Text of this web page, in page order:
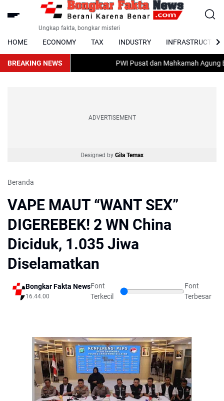
Ungkap fakta, bongkar misteri
HOME ECONOMY TAX INDUSTRY INFRASTRUCTURE
BREAKING NEWS PWI Pusat dan Mahkamah Agung
ADVERTISEMENT
Designed by Gila Temax
Beranda
VAPE MAUT “WANT SEX”
DIGEREBEK! 2 WN China
Diciduk, 1.035 Jiwa
Diselamatkan ‎
Bongkar Fakta News
16.44.00
Font
Terkecil
Font
Terbesar